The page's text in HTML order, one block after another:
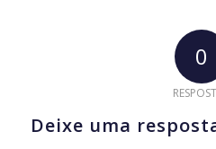
0
Deixe uma